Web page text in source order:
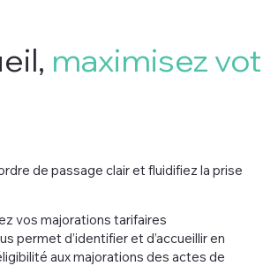
maximisez
de passage clair et fluidifiez la prise
vos majorations tarifaires
permet d’identifier et d’accueillir en
aux majorations des actes de